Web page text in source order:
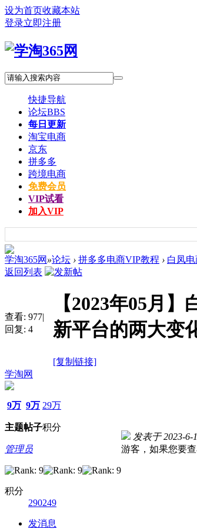
设为首页收藏本站
登录立即注册
快捷导航
论坛BBS
每日更新
淘宝电商
京东
拼多多
跨境电商
免费会员
VIP试看
加入VIP
学淘365网 »论坛 › 拼多多电商VIP教程 › 白凤
返回列表
查看: 977|
回复: 4
【2023年05月
新平台的两大变
[复制链接]
学淘网
9万
主题
9万
帖子
29万
积分
管理员
积分
290249
发消息
发表于 2023-6-
游客，如果您要